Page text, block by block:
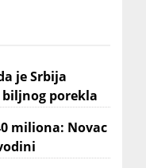
je Srbija
porekla
miliona: Novac